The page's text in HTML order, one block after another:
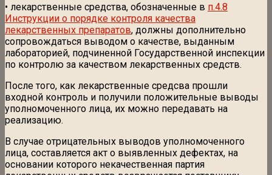
• лекарственные средства, обозначенные в п.4.8
Инструкции о порядке контроля качества
лекарственных препаратов, должны дополнительно
сопровождаться выводом о качестве, выданным
лабораторией, подчиненной Государственной инспекции
по контролю за качеством лекарственных средств.
После того, как лекарственные средсва прошли
входной контроль и получили положительные выводы
уполномоченного лица, их можно передавать на
реализацию.
В случае отрицательных выводов уполномоченного
лица, составляется акт о выявленных дефектах, на
основании которого некачественная партия